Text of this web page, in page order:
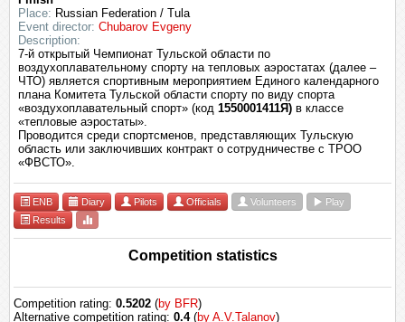
Place: Russian Federation / Tula
Event director: Chubarov Evgeny
Description:
7-й открытый Чемпионат Тульской области по
воздухоплавательному спорту на тепловых аэростатах (далее –
ЧТО) является спортивным мероприятием Единого календарного
плана Комитета Тульской области спорту по виду спорта
«воздухоплавательный спорт» (код 1550001411Я) в классе
«тепловые аэростаты».
Проводится среди спортсменов, представляющих Тульскую
область или заключивших контракт о сотрудничестве с ТРОО
«ФВСТО».
ENB Diary Pilots Officials Volunteers
Play
Results
Competition statistics
Competition rating: 0.5202 (by BFR)
Alternative competition rating: 0.4(by A.V.Talanov)